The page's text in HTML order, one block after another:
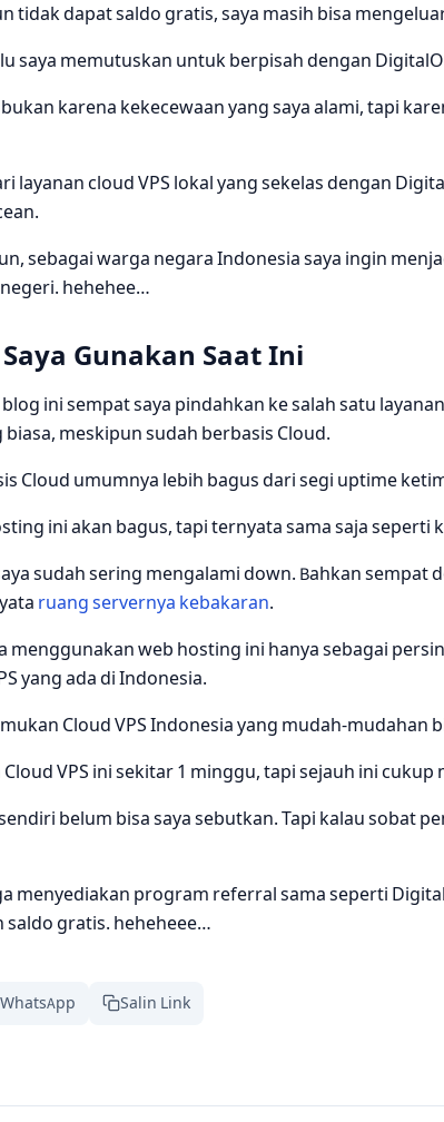
tidak dapat saldo gratis, saya masih bisa
saya memutuskan untuk berpisah dengan
karena kekecewaan yang saya alami, tapi
layanan cloud VPS lokal yang sekelas dengan
sebagai warga negara Indonesia saya ingin
hehehee…
Gunakan Saat Ini
ini sempat saya pindahkan ke salah satu
biasa, meskipun sudah berbasis Cloud.
Cloud umumnya lebih bagus dari segi uptime
ini akan bagus, tapi ternyata sama saja
sudah sering mengalami down. Bahkan sempat
ruang servernya kebakaran.
menggunakan web hosting ini hanya sebagai
yang ada di Indonesia.
Cloud VPS Indonesia yang mudah-mudahan
VPS ini sekitar 1 minggu, tapi sejauh ini cukup
belum bisa saya sebutkan. Tapi kalau sobat
menyediakan program referral sama seperti
saldo gratis. heheheee…
WhatsApp Salin Link